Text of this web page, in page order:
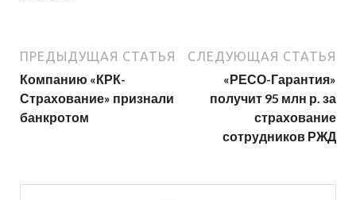
ПРЕДЫДУЩАЯ СТАТЬЯ
Компанию «КРК-
Страхование» признали
банкротом
СЛЕДУЮЩАЯ СТАТЬЯ
«РЕСО-Гарантия»
получит 95 млн р. за
страхование
сотрудников РЖД